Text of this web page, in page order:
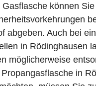
Gasflasche können
abgeben. Auch bei
in Rödinghausen
möglicherweise
in